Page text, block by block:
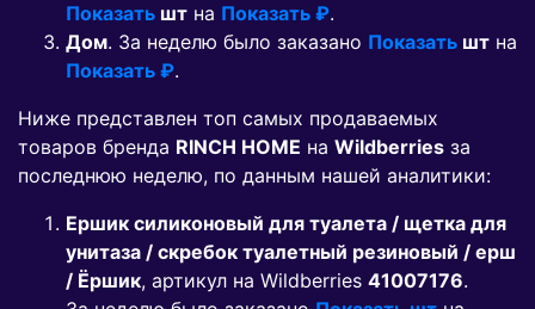
Показать шт на Показать ₽.
Дом. За неделю было заказано Показать шт на
Показать ₽.
Ниже представлен топ самых продаваемых
товаров бренда RINCH HOME на Wildberries за
последнюю неделю, по данным нашей аналитики:
Ершик силиконовый для туалета / щетка для
унитаза / скребок туалетный резиновый / ерш
/ Ёршик, артикул на Wildberries 41007176.